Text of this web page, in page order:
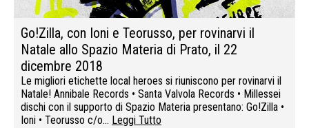
Go!Zilla, con Ioni e Teorusso, per rovinarvi il
Natale allo Spazio Materia di Prato, il 22
dicembre 2018
Le migliori etichette local heroes si riuniscono per rovinarvi il
Natale! Annibale Records • Santa Valvola Records • Millessei
dischi con il supporto di Spazio Materia presentano: Go!Zilla •
Ioni • Teorusso c/o… Leggi Tutto